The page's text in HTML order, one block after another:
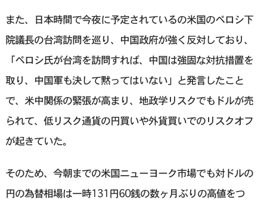
また、日本時間で今夜に予定されているの米国のペロシ下
院議長の台湾訪問を巡り、中国政府が強く反対しており、
「ペロシ氏が台湾を訪問すれば、中国は強固な対抗措置を
取り、中国軍も決して黙ってはいない」と発言したこと
で、米中関係の緊張が高まり、地政学リスクでもドルが売
られて、低リスク通貨の円買いや外貨買いでのリスクオフ
が起きていた。
そのため、今朝までの米国ニューヨーク市場でも対ドルの
円の為替相場は一時131円60銭の数ヶ月ぶりの高値をつ